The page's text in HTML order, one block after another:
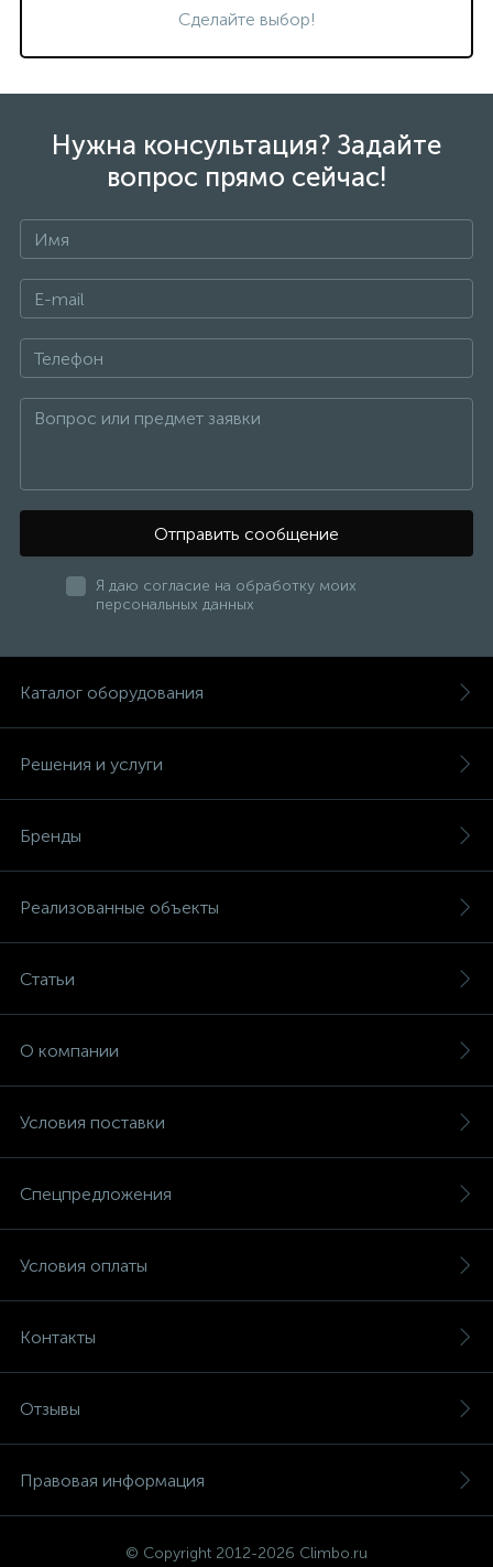
Сделайте выбор!
Нужна консультация? Задайте
вопрос прямо сейчас!
Отправить сообщение
Я даю согласие на обработку моих
персональных данных
Каталог оборудования
Решения и услуги
Бренды
Реализованные объекты
Статьи
О компании
Условия поставки
Спецпредложения
Условия оплаты
Контакты
Отзывы
Правовая информация
© Copyright 2012-2026 Climbo.ru